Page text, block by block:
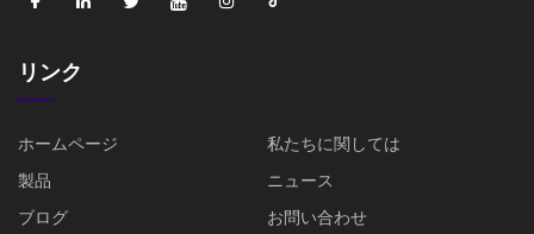
リンク
ホームページ
私たちに関しては
製品
ニュース
ブログ
お問い合わせ